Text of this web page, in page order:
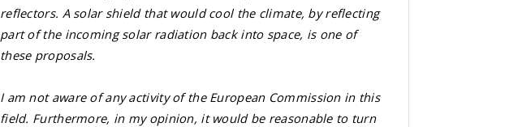
reflectors. A solar shield that would cool the climate, by reflecting
part of the incoming solar radiation back into space, is one of
these proposals.
I am not aware of any activity of the European Commission in this
field. Furthermore, in my opinion, it would be reasonable to turn